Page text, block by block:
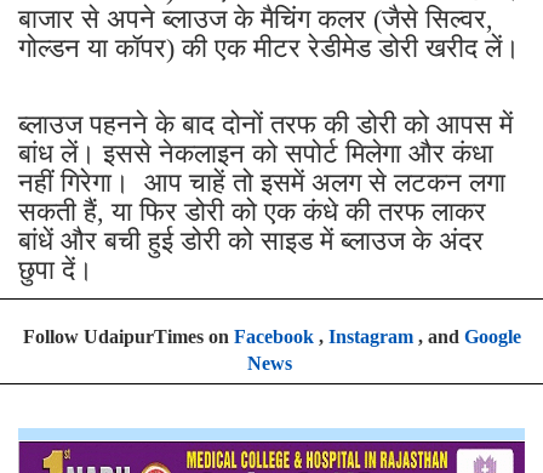
बाजार से अपने ब्लाउज के मैचिंग कलर (जैसे सिल्वर,
गोल्डन या कॉपर) की एक मीटर रेडीमेड डोरी खरीद लें।
ब्लाउज पहनने के बाद दोनों तरफ की डोरी को आपस में
बांध लें। इससे नेकलाइन को सपोर्ट मिलेगा और कंधा
नहीं गिरेगा। आप चाहें तो इसमें अलग से लटकन लगा
सकती हैं, या फिर डोरी को एक कंधे की तरफ लाकर
बांधें और बची हुई डोरी को साइड में ब्लाउज के अंदर
छुपा दें।
Follow UdaipurTimes on Facebook, Instagram, and Google
News